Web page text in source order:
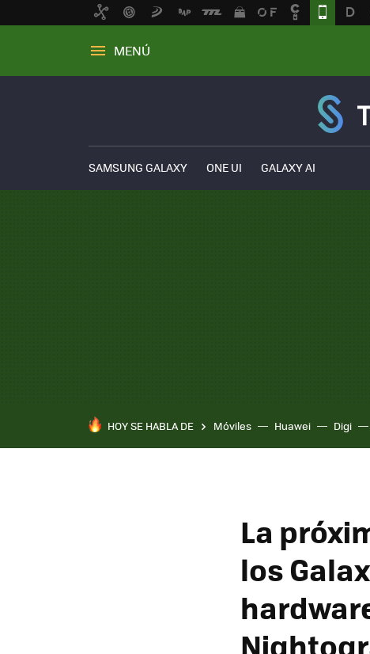
MENÚ
SAMSUNG GALAXY ONE UI GALAXY AI
HOY SE HABLA DE Móviles Huawei Digi
La
los